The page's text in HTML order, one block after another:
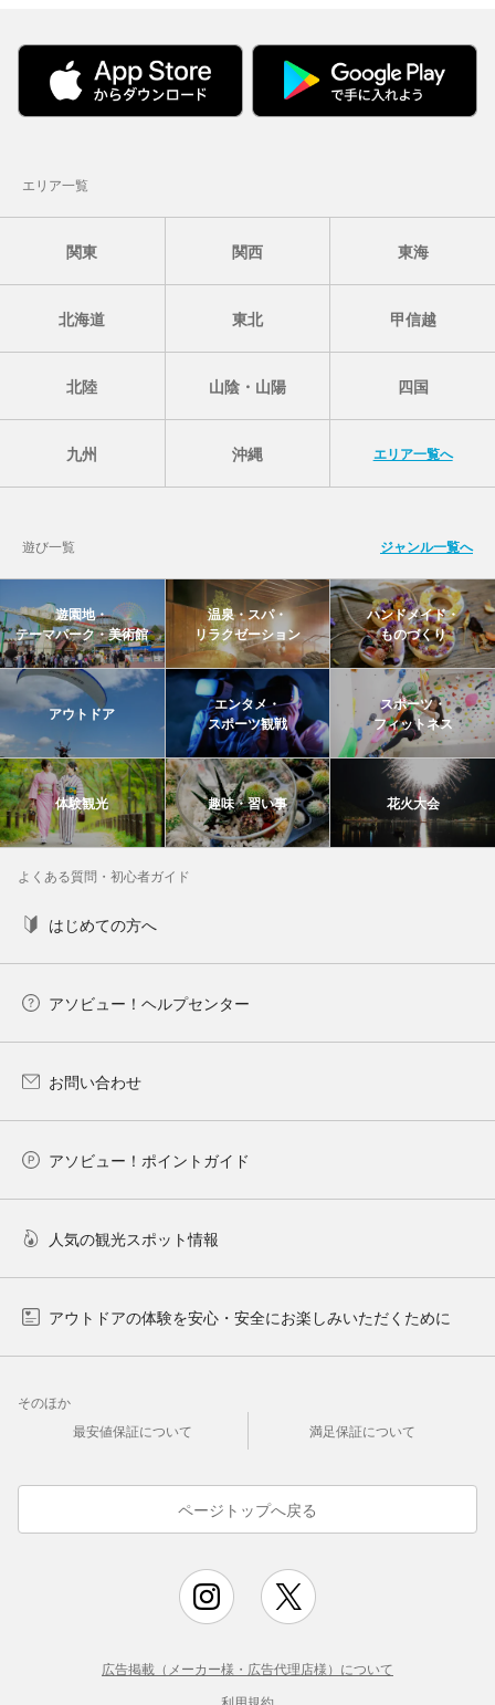
エリア一覧
関東 関西 東海
北海道 東北 甲信越
北陸 山陰・山陽 四国
九州 沖縄 エリア一覧へ
遊び一覧 ジャンル一覧へ
遊園地・
テーマパーク・美術館
温泉・スパ・
リラクゼーション
ハンドメイド・
ものづくり
アウトドア
エンタメ・
スポーツ観戦
スポーツ・
フィットネス
体験観光 趣味・習い事 花火大会
よくある質問・初心者ガイド
はじめての方へ
アソビュー！ヘルプセンター
お問い合わせ
アソビュー！ポイントガイド
人気の観光スポット情報
アウトドアの体験を安心・安全にお楽しみいただくために
そのほか
最安値保証について
満足保証について
ページトップへ戻る
広告掲載（メーカー様・広告代理店様）について